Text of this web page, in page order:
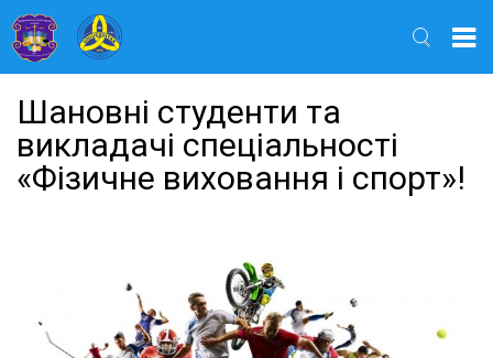
Шановні студенти та
викладачі спеціальності
«Фізичне виховання і спорт»!